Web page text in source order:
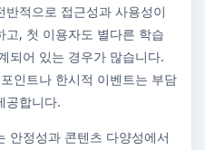
적으로 접근성과 사용성이
, 첫 이용자도 별다른 학습
되어 있는 경우가 많습니다.
인트나 한시적 이벤트는 부담
공합니다.
안정성과 콘텐츠 다양성에서